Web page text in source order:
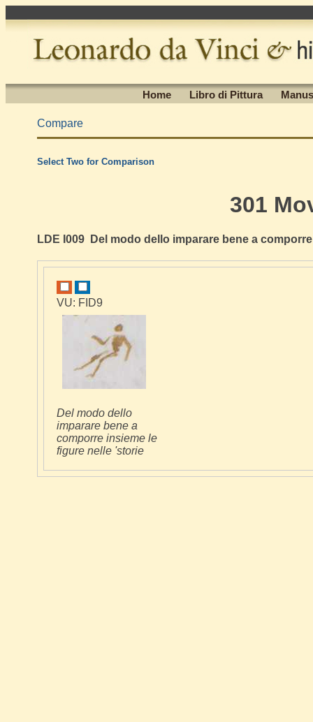
Home Libro di Pittura
Compare
Select Two for Comparison
301
LDE I009 Del modo dello imparare bene a
VU: FID9
Del modo dello
imparare bene a
comporre insieme le
figure nelle 'storie